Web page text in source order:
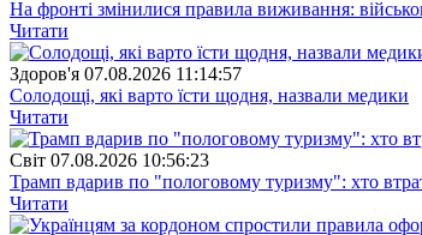
На фронті змінилися правила виживання:
Читати
Здоров'я 07.08.2026 11:14:57
Солодощі, які варто їсти щодня, назвали медики
Читати
Свiт 07.08.2026 10:56:23
Трамп вдарив по "пологовому туризму": хто
Читати